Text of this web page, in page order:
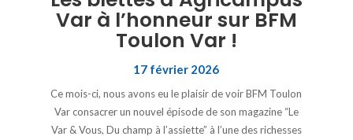
Var à l’honneur sur BFM
Toulon Var !
17 février 2026
Ce mois-ci, nous avons eu le plaisir de voir BFM Toulon
Var consacrer un nouvel épisode de son magazine “Le
Var & Vous, Du champ à l’assiette” à l’une des richesses